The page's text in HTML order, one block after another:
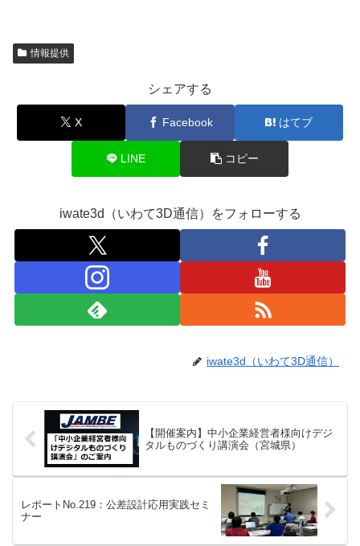
情報提供
シェアする
X Facebook はてブ
LINE コピー
iwate3d（いわて3D通信）をフォローする
iwate3d（いわて3D通信）
【開催案内】中小企業経営者様向けデジ
タルものづくり講演会（宮城県）
レポートNo.219：公差設計応用実践セミ
ナー